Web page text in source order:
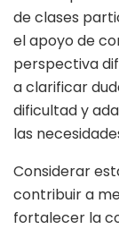
de clases
el apoyo de
perspectiva
a clarificar
dificultad y
las
Considerar
contribuir a
fortalecer la